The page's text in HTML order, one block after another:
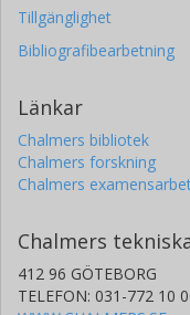
Tillgänglighet
Bibliografibearbetning
Länkar
Chalmers bibliotek
Chalmers forskning
Chalmers
Chalmers
412 96 GÖTEBORG
TELEFON: 031-772 10